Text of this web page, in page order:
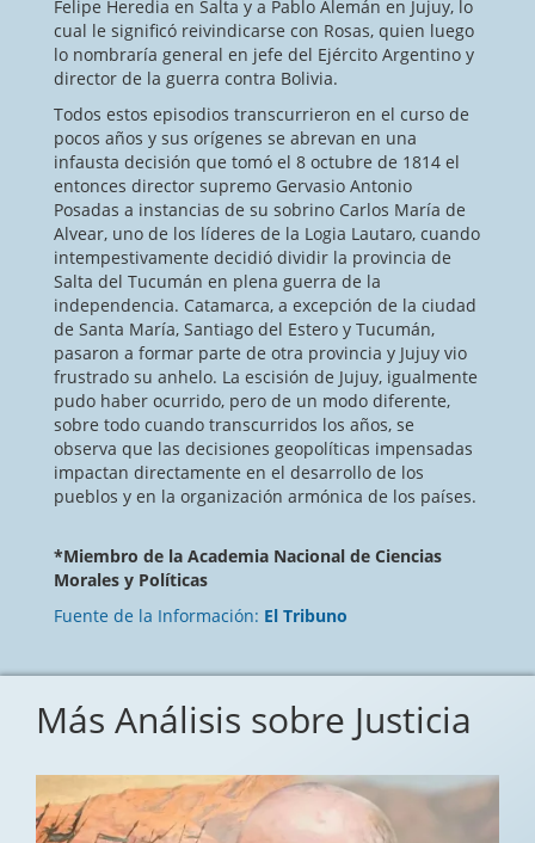
Felipe Heredia en Salta y a Pablo Alemán en Jujuy, lo
cual le significó reivindicarse con Rosas, quien luego
lo nombraría general en jefe del Ejército Argentino y
director de la guerra contra Bolivia.
Todos estos episodios transcurrieron en el curso de
pocos años y sus orígenes se abrevan en una
infausta decisión que tomó el 8 octubre de 1814 el
entonces director supremo Gervasio Antonio
Posadas a instancias de su sobrino Carlos María de
Alvear, uno de los líderes de la Logia Lautaro, cuando
intempestivamente decidió dividir la provincia de
Salta del Tucumán en plena guerra de la
independencia. Catamarca, a excepción de la ciudad
de Santa María, Santiago del Estero y Tucumán,
pasaron a formar parte de otra provincia y Jujuy vio
frustrado su anhelo. La escisión de Jujuy, igualmente
pudo haber ocurrido, pero de un modo diferente,
sobre todo cuando transcurridos los años, se
observa que las decisiones geopolíticas impensadas
impactan directamente en el desarrollo de los
pueblos y en la organización armónica de los países.
*Miembro de la Academia Nacional de Ciencias
Morales y Políticas
Fuente de la Información: El Tribuno
Más Análisis sobre Justicia